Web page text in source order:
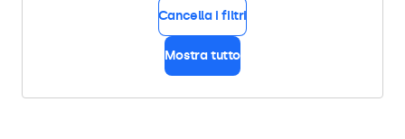
Cancella i filtri
Mostra tutto